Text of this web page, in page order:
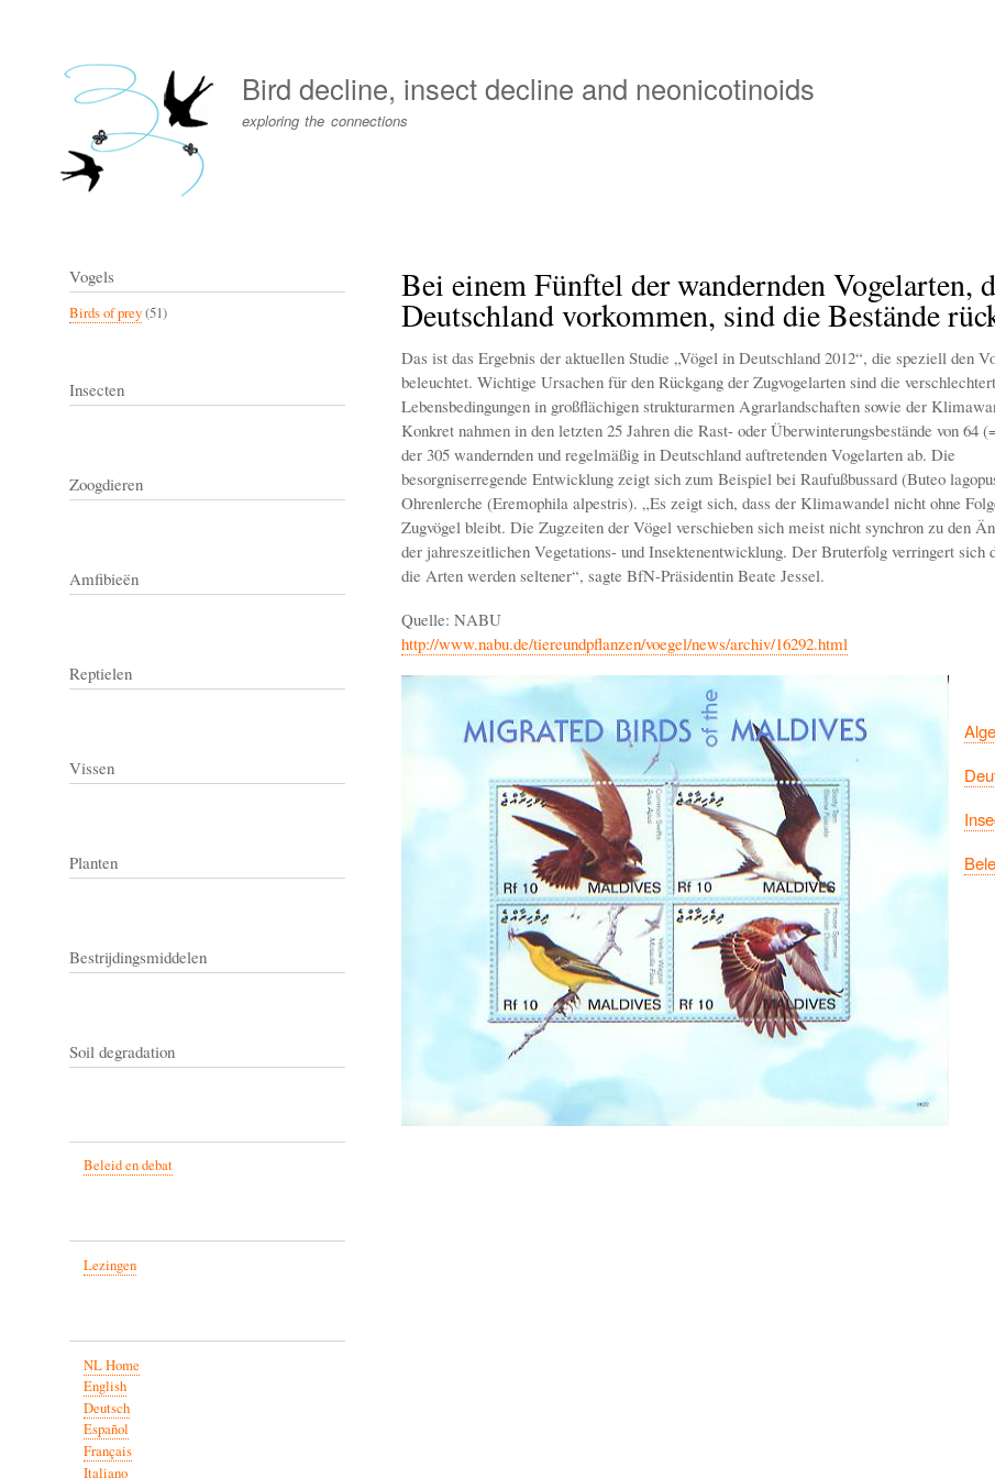
content
menu
Bird decline, insect decline and neonicotinoids
exploring the connections
Bei einem Fünftel der wandernden Vogelarten,
Deutschland vorkommen, sind die Bestände
Das ist das Ergebnis der aktuellen Studie „Vögel in Deutschland 2012“, die speziell den
beleuchtet. Wichtige Ursachen für den Rückgang der Zugvogelarten sind die
Lebensbedingungen in großflächigen strukturarmen Agrarlandschaften sowie der
Konkret nahmen in den letzten 25 Jahren die Rast- oder Überwinterungsbestände von 64
der 305 wandernden und regelmäßig in Deutschland auftretenden Vogelarten ab. Die
besorgniserregende Entwicklung zeigt sich zum Beispiel bei Raufußbussard (Buteo
Ohrenlerche (Eremophila alpestris). „Es zeigt sich, dass der Klimawandel nicht ohne
Zugvögel bleibt. Die Zugzeiten der Vögel verschieben sich meist nicht synchron zu den
der jahreszeitlichen Vegetations- und Insektenentwicklung. Der Bruterfolg verringert sich
die Arten werden seltener“, sagte BfN-Präsidentin Beate Jessel.
Quelle: NABU
http://www.nabu.de/tiereundpflanzen/voegel/news/archiv/16292.html
Vogels
Birds of prey(51)
Insecten
Zoogdieren
Amfibieën
Reptielen
Vissen
Planten
Bestrijdingsmiddelen
Soil degradation
Beleid en debat
Lezingen
NL Home
English
Deutsch
Español
Français
Italiano